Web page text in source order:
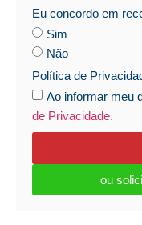
Eu concordo em
Sim
Não
Política de
Ao informar meu
de Privacidade.
ou